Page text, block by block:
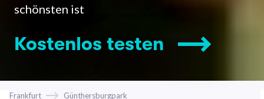
schönsten ist
Kostenlos testen
Frankfurt Günthersburgpark